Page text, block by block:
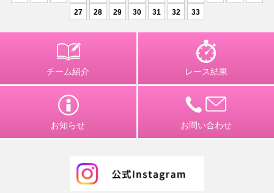
27
28 29 30 31 32 33
チーム紹介 レース結果
お知らせ お問い合わせ